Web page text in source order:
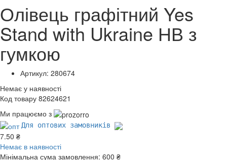
Олівець графітний Yes
Stand with Ukraine НВ з
гумкою
Артикул: 280674
Немає у наявності
Код товару 82624621
Ми працюємо з
Для оптових замовників
7.50 ₴
Немає в наявності
Мінімальна сума замовлення: 600 ₴